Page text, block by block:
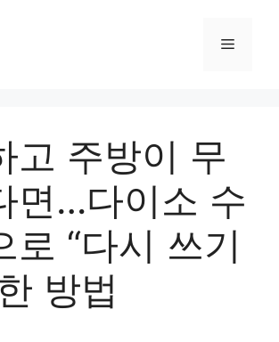
Menu
고 주방이 무
면…다이소 수
로 “다시 쓰기
방법